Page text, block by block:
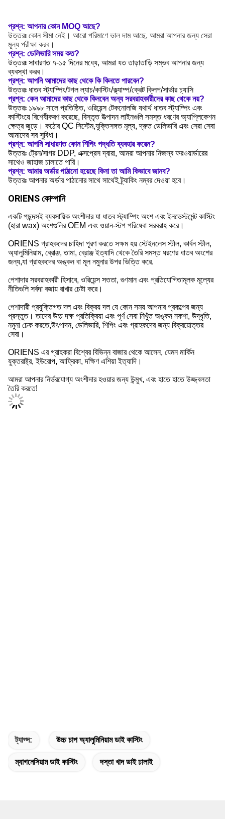
প্রশ্ন: আপনার কোন MOQ আছে?
উত্তরঃ কোন সীমা নেই। আরো পরিমাণে ভাল দাম আছে, আমরা আপনার জন্য সেরা
মূল্য পরীক্ষা করব।
প্রশ্ন: ডেলিভারি সময় কত?
উত্তরঃ সাধারণত ৭-১৫ দিনের মধ্যে, আমরা যত তাড়াতাড়ি সম্ভব আপনার জন্য
ব্যবস্থা করব।
প্রশ্ন: আপনি আমাদের কাছ থেকে কি কিনতে পারবেন?
উত্তরঃ ধাতব স্ট্যাম্পিং/টগল ল্যাচ/কাস্টিং/ক্ল্যাম্প/ক্রেট ক্লিপ/সার্ভার চ্যাসি
প্রশ্ন: কেন আমাদের কাছ থেকে কিনবেন অন্য সরবরাহকারীদের কাছ থেকে নয়?
উত্তরঃ ১৯৯৮ সালে প্রতিষ্ঠিত, ওরিয়েন্স টেকনোলজি যথার্থ ধাতব স্ট্যাম্পিং এবং
কাস্টিংয়ে বিশেষীকরণ করেছে, বিস্তৃত উত্পাদন লাইনগুলি সমস্ত ধরণের অ্যাপ্লিকেশন
ক্ষেত্র জুড়ে। কঠোর QC সিস্টেম,যুক্তিসঙ্গত মূল্য, দ্রুত ডেলিভারি এবং সেরা সেবা
আমাদের সব সুবিধা।
প্রশ্ন: আপনি সাধারণত কোন শিপিং পদ্ধতি ব্যবহার করেন?
উত্তরঃ ট্রেন/সাগর DDP, এক্সপ্রেস দ্বারা, আমরা আপনার নিজস্ব ফরওয়ার্ডারের
সাথেও জাহাজ চালাতে পারি।
প্রশ্ন: আমার অর্ডার পাঠানো হয়েছে কিনা তা আমি কিভাবে জানব?
উত্তরঃ আপনার অর্ডার পাঠানোর সাথে সাথেই ট্র্যাকিং নম্বর দেওয়া হবে।
ORIENS কোম্পানি
একটি পছন্দসই ব্যবসায়িক অংশীদার যা ধাতব স্ট্যাম্পিং অংশ এবং ইনভেস্টমেন্ট কাস্টিং
(হারা wax) অংশগুলির OEM এবং ওয়ান-স্টপ পরিষেবা সরবরাহ করে।
ORIENS গ্রাহকদের চাহিদা পূরণ করতে সক্ষম হয় স্টেইনলেস স্টীল, কার্বন স্টীল,
অ্যালুমিনিয়াম, ব্রোঞ্জ, তামা, ব্রোঞ্জ ইত্যাদি থেকে তৈরি সমস্ত ধরণের ধাতব অংশের
জন্য,যা গ্রাহকদের অঙ্কন বা মূল নমুনার উপর ভিত্তি করে.
পেশাদার সরবরাহকারী হিসাবে, ওরিয়েন্স সততা, গুণমান এবং প্রতিযোগিতামূলক মূল্যের
নীতিগুলি সর্বদা বজায় রাখার চেষ্টা করে।
পেশাদারী প্রযুক্তিগত দল এবং বিক্রয় দল যে কোন সময় আপনার প্রকল্পের জন্য
প্রস্তুত। তাদের উচ্চ দক্ষ প্রতিক্রিয়া এবং পূর্ণ সেবা নিখুঁত অঙ্কন নকশা, উদ্ধৃতি,
নমুনা চেক করতে,উৎপাদন, ডেলিভারি, শিপিং এবং গ্রাহকদের জন্য বিক্রয়োত্তর
সেবা।
ORIENS এর গ্রাহকরা বিশ্বের বিভিন্ন বাজার থেকে আসেন, যেমন মার্কিন
যুক্তরাষ্ট্র, ইউরোপ, আফ্রিকা, দক্ষিণ এশিয়া ইত্যাদি।
আমরা আপনার নির্ভরযোগ্য অংশীদার হওয়ার জন্য উন্মুখ, এবং হাতে হাতে উজ্জ্বলতা
তৈরি করতে!
ট্যাগ্স: উচ্চ চাপ অ্যালুমিনিয়াম ডাই কাস্টিং
ম্যাগনেসিয়াম ডাই কাস্টিং দস্তা খাদ ডাই ঢালাই